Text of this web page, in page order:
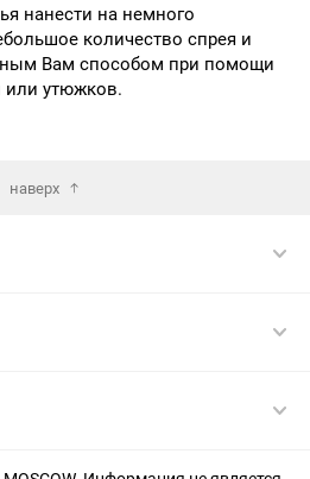
нанести на немного
количество спрея и
Вам способом при помощи
или утюжков.
наверх